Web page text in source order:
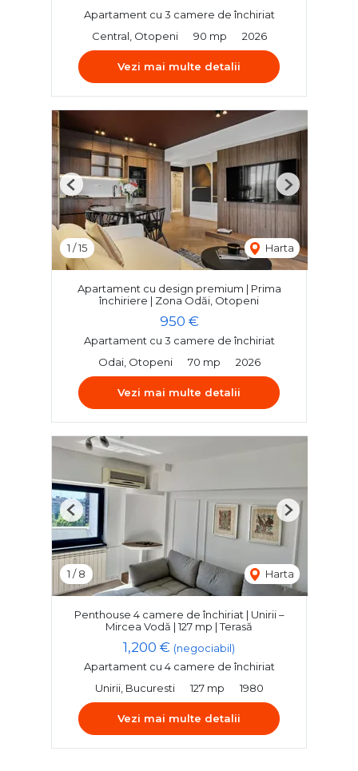
Apartament cu 3 camere de închiriat
Central, Otopeni
90 mp 2026
Vezi mai multe detalii
1 /15 Harta
Previous Next
Apartament cu design premium | Prima
închiriere | Zona Odăi, Otopeni
950 €
Apartament cu 3 camere de închiriat
Odai, Otopeni
70 mp 2026
Vezi mai multe detalii
1 /8 Harta
Previous Next
Penthouse 4 camere de închiriat | Unirii –
Mircea Vodă | 127 mp | Terasă
1,200 € (negociabil)
Apartament cu 4 camere de închiriat
Unirii, Bucuresti
127 mp 1980
Vezi mai multe detalii